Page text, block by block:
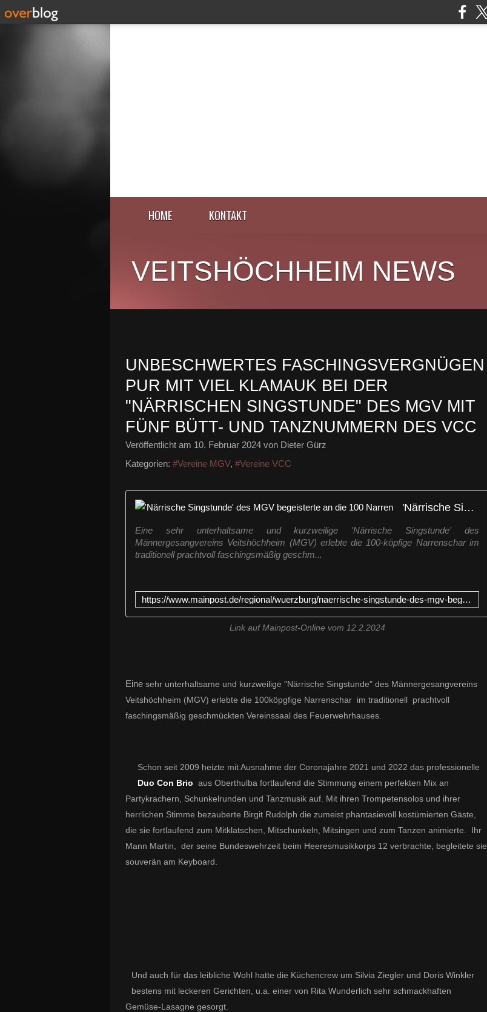
HOME KONTAKT
VEITSHÖCHHEIM NEWS
UNBESCHWERTES FASCHINGSVERGNÜGEN
PUR MIT VIEL KLAMAUK BEI DER
"NÄRRISCHEN SINGSTUNDE" DES MGV MIT
FÜNF BÜTT- UND TANZNUMMERN DES VCC
Veröffentlicht am 10. Februar 2024 von Dieter Gürz
Kategorien: #Vereine MGV, #Vereine VCC
'Närrische Singstunde' des MGV begeisterte an die 100 Narren
Eine sehr unterhaltsame und kurzweilige 'Närrische Singstunde' des
Männergesangvereins Veitshöchheim (MGV) erlebte die 100-köpfige Narrenschar im
traditionell prachtvoll faschingsmäßig geschm...
https://www.mainpost.de/regional/wuerzburg/naerrische-singstunde-des-mgv-begeisterte-an-die-100-narren-art-11386906
Link auf Mainpost-Online vom 12.2.2024
Eine sehr unterhaltsame und kurzweilige "Närrische Singstunde" des Männergesangvereins
Veitshöchheim (MGV) erlebte die 100köpgfige Narrenschar im traditionell prachtvoll
faschingsmäßig geschmückten Vereinssaal des Feuerwehrhauses.
Schon seit 2009 heizte mit Ausnahme der Coronajahre 2021 und 2022 das professionelle
Duo Con Brio aus Oberthulba fortlaufend die Stimmung einem perfekten Mix an
Partykrachern, Schunkelrunden und Tanzmusik auf. Mit ihren Trompetensolos und ihrer
herrlichen Stimme bezauberte Birgit Rudolph die zumeist phantasievoll kostümierten Gäste,
die sie fortlaufend zum Mitklatschen, Mitschunkeln, Mitsingen und zum Tanzen animierte. Ihr
Mann Martin, der seine Bundeswehrzeit beim Heeresmusikkorps 12 verbrachte, begleitete sie
souverän am Keyboard.
Und auch für das leibliche Wohl hatte die Küchencrew um Silvia Ziegler und Doris Winkler
bestens mit leckeren Gerichten, u.a. einer von Rita Wunderlich sehr schmackhaften
Gemüse-Lasagne gesorgt.